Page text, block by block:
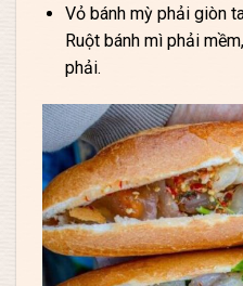
Vỏ bánh mỳ phải giòn
Ruột bánh mì phải
phải.